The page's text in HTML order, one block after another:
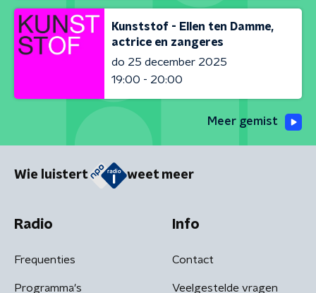
Kunststof - Ellen ten Damme,
actrice en zangeres
do 25 december 2025
19:00 - 20:00
Meer gemist
Wie luistert weet meer
Radio
Frequenties
Programma's
Info
Contact
Veelgestelde vragen